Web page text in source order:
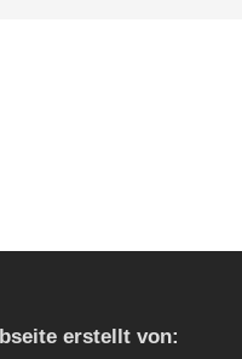
erstellt von: